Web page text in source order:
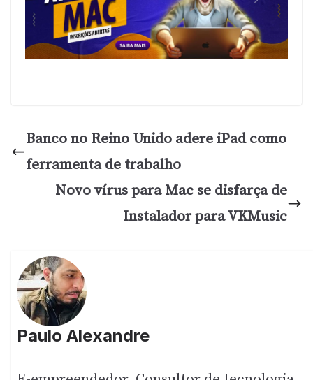
Banco no Reino Unido adere iPad como
ferramenta de trabalho
Novo vírus para Mac se disfarça de
Instalador para VKMusic
Paulo Alexandre